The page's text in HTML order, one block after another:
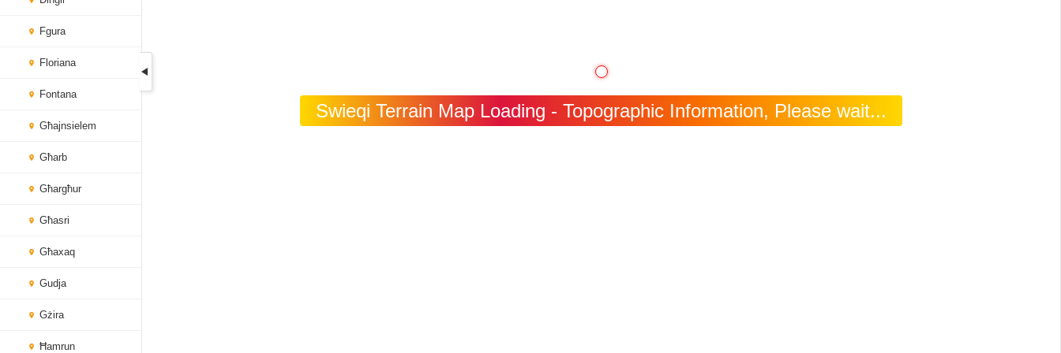
Fgura
Floriana
Fontana
Għajnsielem
Għarb
Għargħur
Għasri
Għaxaq
Gudja
Gżira
Ħamrun
Swieqi Terrain Map Loading - Topographic Information, Please wait...